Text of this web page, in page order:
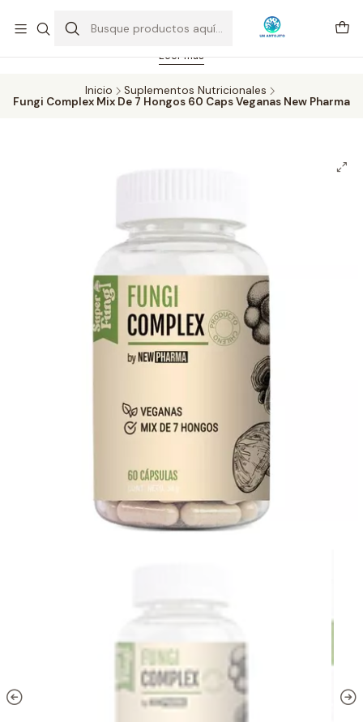
Feriado 21-05-2026 atención hasta las 14 hrs. Envío GRATIS mismo
día solo área Metropolitana Santiago por compras desde CLP 39.900.
Pedidos hasta 16 hrs., sábados y domingos hasta 14 hrs.
Leer más
Inicio
Suplementos Nutricionales
Fungi Complex Mix De 7 Hongos 60 Caps Veganas New Pharma